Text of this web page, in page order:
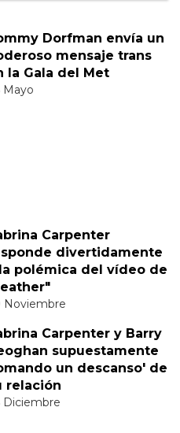
Dorfman envía un
mensaje trans
la Gala del Met
Mayo
Carpenter
divertidamente
polémica del vídeo de
Noviembre
Carpenter y Barry
supuestamente
un descanso' de
relación
Diciembre